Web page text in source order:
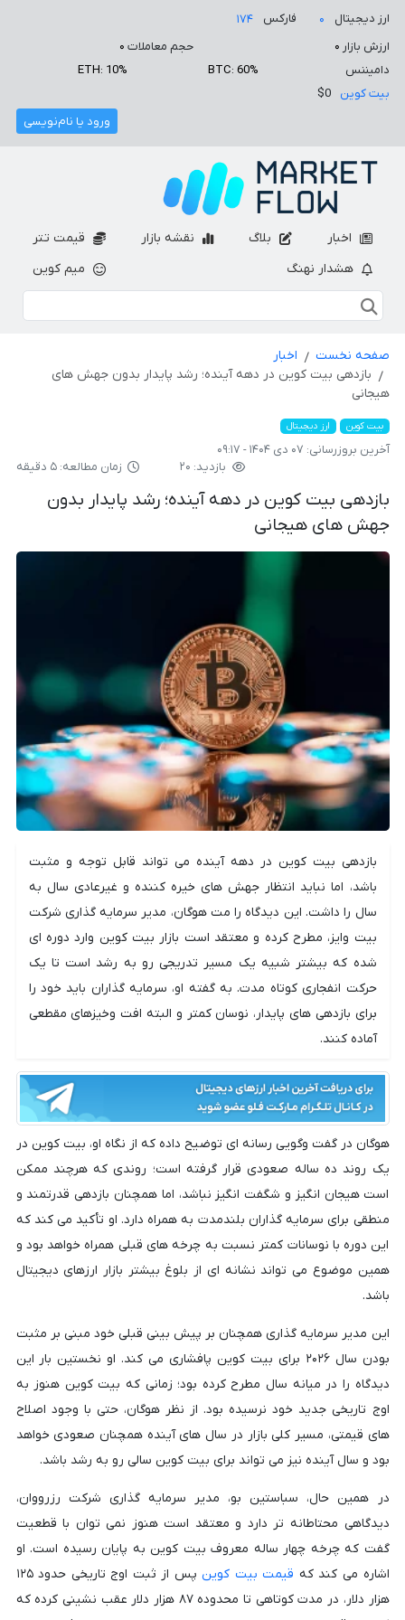
ارز دیجیتال ۰ فارکس
۱۷۴
ارزش بازار ۰ حجم معاملات ۰
دامیننس
BTC: 60%
ETH: 10%
بیت کوین
$0
ورود یا نام‌نویسی
اخبار بلاگ نقشه بازار
قیمت تتر
هشدار نهنگ
میم کوین
صفحه نخست
اخبار
بازدهی بیت کوین در دهه آینده؛ رشد پایدار بدون جهش های
هیجانی
بیت کوین ارز دیجیتال
آخرین بروزرسانی: ۰۷ دی ۱۴۰۴ - ۰۹:۱۷
بازدید: ۲۰
زمان مطالعه: ۵ دقیقه
بازدهی بیت کوین در دهه آینده؛ رشد پایدار بدون
جهش های هیجانی
بازدهی بیت کوین در دهه آینده می تواند قابل توجه و مثبت
باشد، اما نباید انتظار جهش های خیره کننده و غیرعادی سال به
سال را داشت. این دیدگاه را مت هوگان، مدیر سرمایه گذاری شرکت
بیت وایز، مطرح کرده و معتقد است بازار بیت کوین وارد دوره ای
شده که بیشتر شبیه یک مسیر تدریجی رو به رشد است تا یک
حرکت انفجاری کوتاه مدت. به گفته او، سرمایه گذاران باید خود را
برای بازدهی های پایدار، نوسان کمتر و البته افت وخیزهای مقطعی
آماده کنند.
هوگان در گفت وگویی رسانه ای توضیح داده که از نگاه او، بیت کوین در
یک روند ده ساله صعودی قرار گرفته است؛ روندی که هرچند ممکن
است هیجان انگیز و شگفت انگیز نباشد، اما همچنان بازدهی قدرتمند و
منطقی برای سرمایه گذاران بلندمدت به همراه دارد. او تأکید می کند که
این دوره با نوسانات کمتر نسبت به چرخه های قبلی همراه خواهد بود و
همین موضوع می تواند نشانه ای از بلوغ بیشتر بازار ارزهای دیجیتال
باشد.
این مدیر سرمایه گذاری همچنان بر پیش بینی قبلی خود مبنی بر مثبت
بودن سال ۲۰۲۶ برای بیت کوین پافشاری می کند. او نخستین بار این
دیدگاه را در میانه سال مطرح کرده بود؛ زمانی که بیت کوین هنوز به
اوج تاریخی جدید خود نرسیده بود. از نظر هوگان، حتی با وجود اصلاح
های قیمتی، مسیر کلی بازار در سال های آینده همچنان صعودی خواهد
بود و سال آینده نیز می تواند برای بیت کوین سالی رو به رشد باشد.
در همین حال، سباستین بو، مدیر سرمایه گذاری شرکت رزرووان،
دیدگاهی محتاطانه تر دارد و معتقد است هنوز نمی توان با قطعیت
گفت که چرخه چهار ساله معروف بیت کوین به پایان رسیده است. او
اشاره می کند که قیمت بیت کوین
پس از ثبت اوج تاریخی حدود ۱۲۵
هزار دلار، در مدت کوتاهی تا محدوده ۸۷ هزار دلار عقب نشینی کرده که